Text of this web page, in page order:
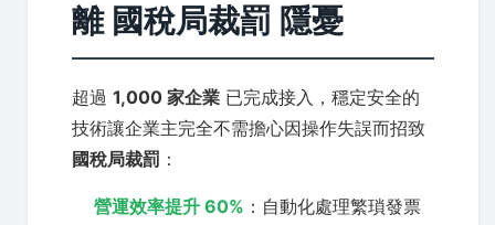
離 國稅局裁罰 隱憂
超過 1,000 家企業 已完成接入，穩定安全的
技術讓企業主完全不需擔心因操作失誤而招致
國稅局裁罰 ：
營運效率提升 60% ：自動化處理繁瑣發票